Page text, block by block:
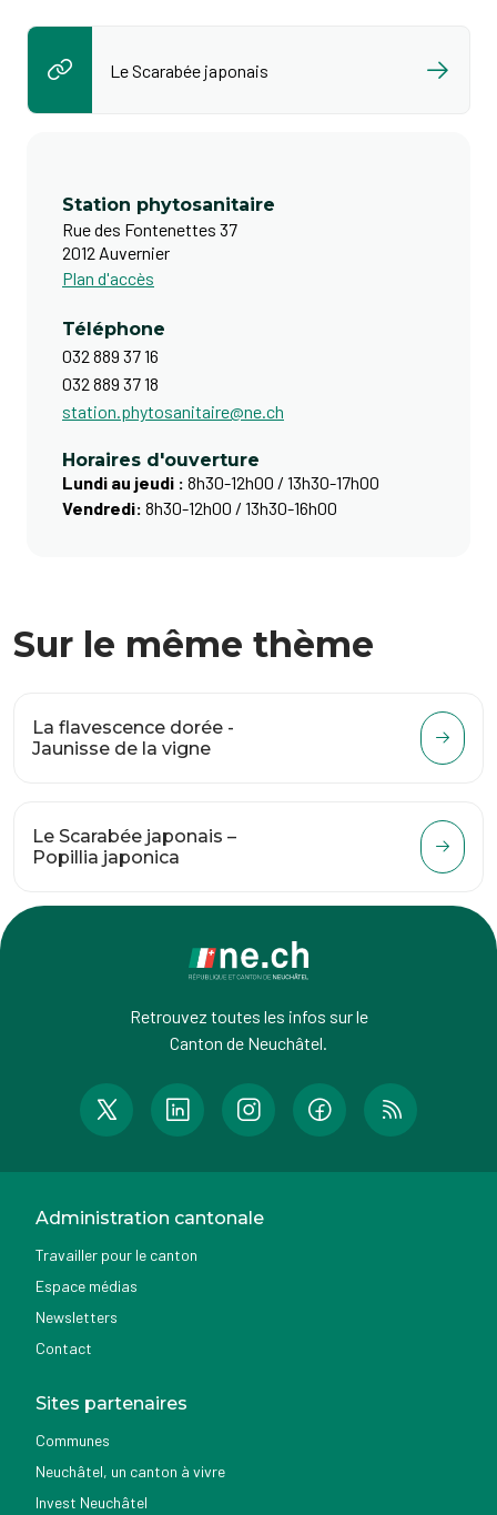
Le Scarabée japonais
Station phytosanitaire
Rue des Fontenettes 37
2012 Auvernier
Plan d'accès
Téléphone
032 889 37 16
032 889 37 18
station.phytosanitaire@ne.ch
Horaires d'ouverture
Lundi au jeudi : 8h30-12h00 / 13h30-17h00
Vendredi: 8h30-12h00 / 13h30-16h00
Sur le même thème
La flavescence dorée -
Jaunisse de la vigne
Le Scarabée japonais –
Popillia japonica
Retrouvez toutes les infos sur le
Canton de Neuchâtel.
Administration cantonale
Travailler pour le canton
Espace médias
Newsletters
Contact
Sites partenaires
Communes
Neuchâtel, un canton à vivre
Invest Neuchâtel